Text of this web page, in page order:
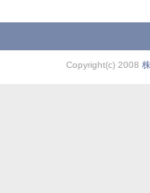
Copyright(c) 2008